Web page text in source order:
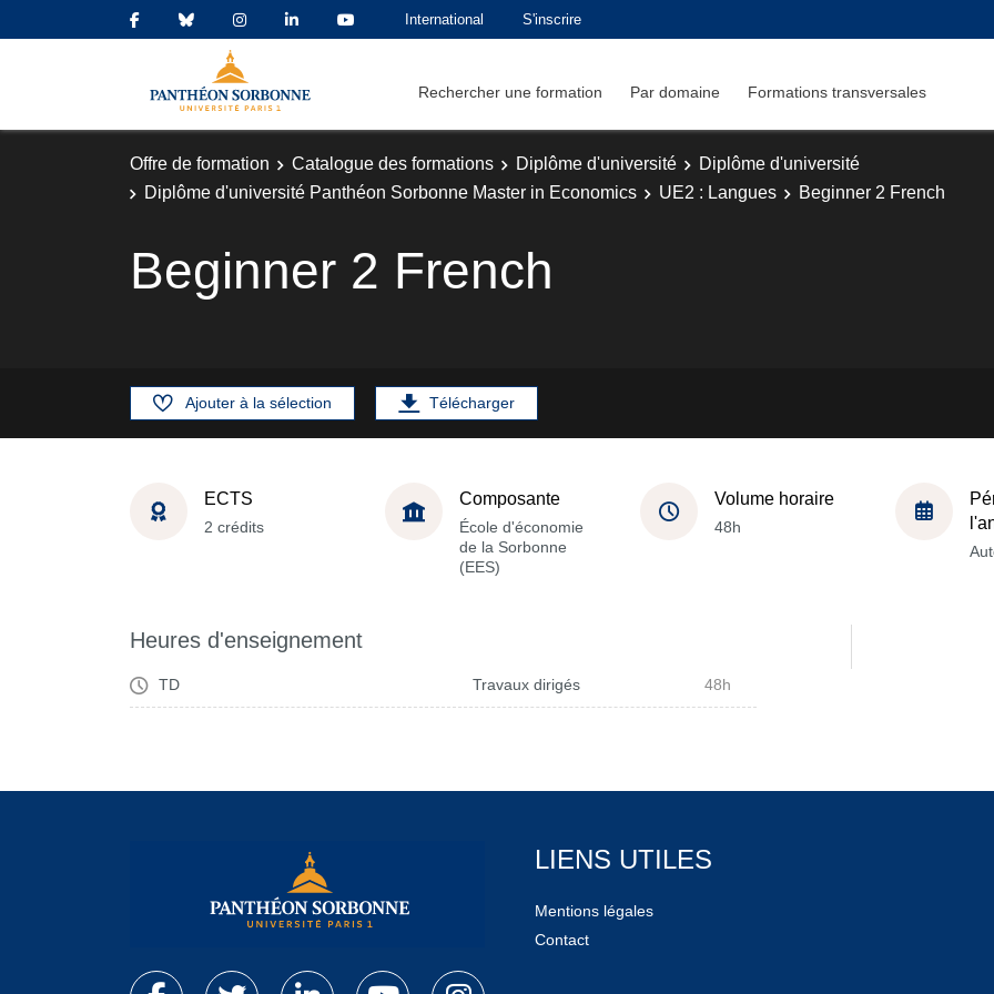
International S'inscrire
Rechercher une formation Par domaine Formations transversales
Offre de formation Catalogue des formations Diplôme d'université
Diplôme d'université
Diplôme d'université Panthéon Sorbonne Master in Economics
UE2 : Langues Beginner 2 French
Beginner 2 French
Ajouter à la sélection Télécharger
ECTS
2 crédits
Composante
École d'économie
de la Sorbonne
(EES)
Volume horaire
48h
Heures d'enseignement
TD Travaux dirigés 48h
LIENS UTILES
Mentions légales
Contact